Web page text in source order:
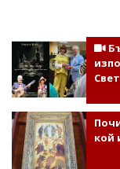
кой